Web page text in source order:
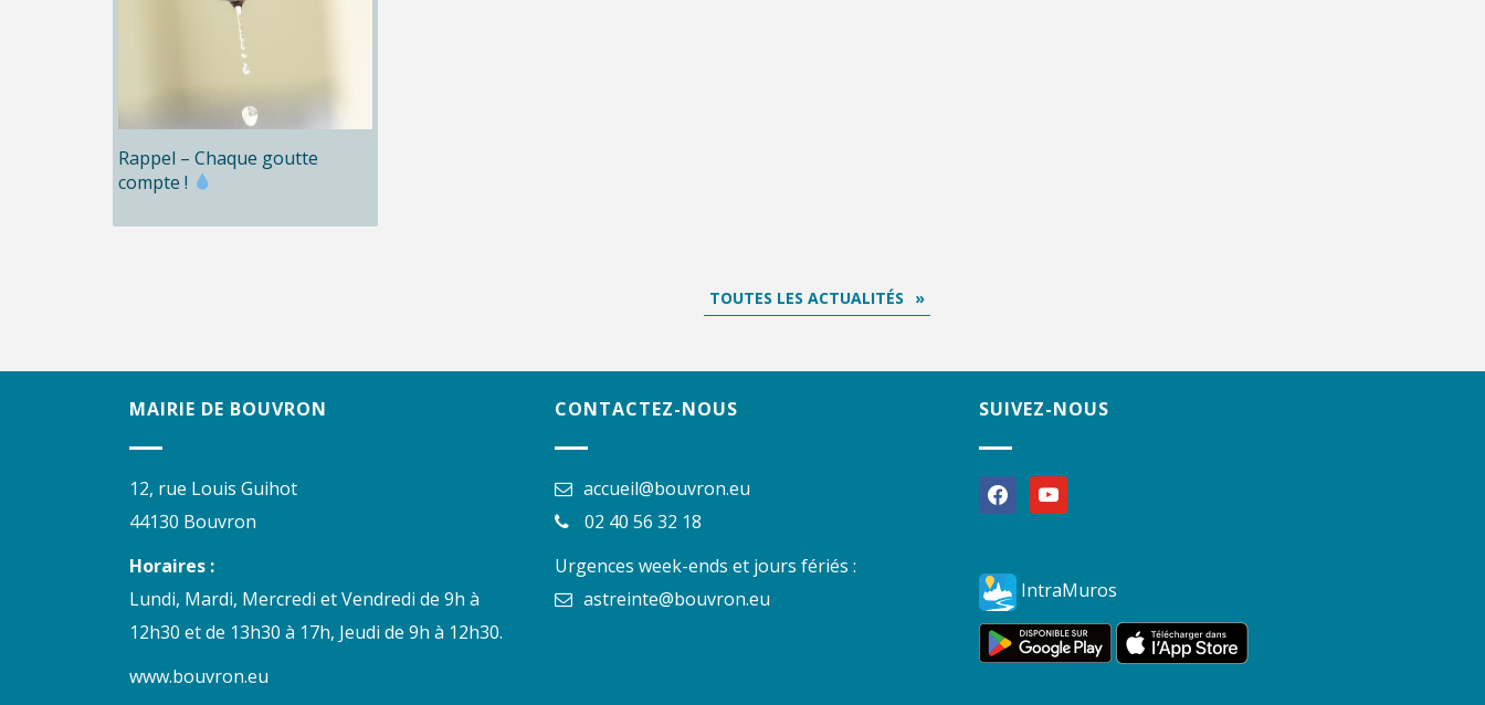
Rappel – Chaque goutte
compte !
TOUTES LES ACTUALITÉS
MAIRIE DE BOUVRON
12, rue Louis Guihot
44130 Bouvron
Horaires :
Lundi, Mardi, Mercredi et Vendredi de 9h à
12h30 et de 13h30 à 17h, Jeudi de 9h à 12h30.
www.bouvron.eu
CONTACTEZ-NOUS
accueil@bouvron.eu
02 40 56 32 18
Urgences week-ends et jours fériés :
astreinte@bouvron.eu
SUIVEZ-NOUS
facebookyoutube
IntraMuros